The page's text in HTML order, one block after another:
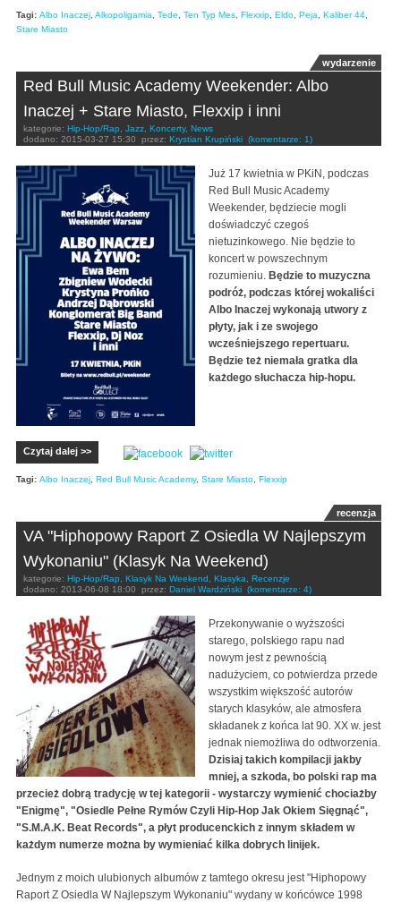
Tagi: Albo Inaczej Alkopoligamia Tede Ten Typ Mes Flexxip Eldo Peja Kaliber 44
Stare Miasto
wydarzenie
Red Bull Music Academy Weekender: Albo
Inaczej + Stare Miasto, Flexxip i inni
kategorie: Hip-Hop/Rap Jazz Koncerty, News
dodano: 2015-03-27 15:30 przez: Krystian Krupiński (komentarze: 1)
Już 17 kwietnia w PKiN, podczas
Red Bull Music Academy
Weekender, będziecie mogli
doświadczyć czegoś
nietuzinkowego. Nie będzie to
koncert w powszechnym
rozumieniu. Będzie to muzyczna
podróż, podczas której wokaliści
Albo Inaczej wykonają utwory z
płyty, jak i ze swojego
wcześniejszego repertuaru.
Będzie też niemała gratka dla
każdego słuchacza hip-hopu.
Czytaj dalej >>
Tagi: Albo Inaczej Red Bull Music Academy, Stare Miasto Flexxip
recenzja
VA "Hiphopowy Raport Z Osiedla W Najlepszym
Wykonaniu" (Klasyk Na Weekend)
kategorie: Hip-Hop/Rap Klasyk Na Weekend Klasyka
Recenzje
dodano: 2013-06-08 18:00 przez: Daniel Wardziński (komentarze: 4)
Przekonywanie o wyższości
starego, polskiego rapu nad
nowym jest z pewnością
nadużyciem, co potwierdza przede
wszystkim większość autorów
starych klasyków, ale atmosfera
składanek z końca lat 90. XX w. jest
jednak niemożliwa do odtworzenia.
Dzisiaj takich kompilacji jakby
mniej, a szkoda, bo polski rap ma
przecież dobrą tradycję w tej kategorii - wystarczy wymienić chociażby
"Enigmę", "Osiedle Pełne Rymów Czyli Hip-Hop Jak Okiem Sięgnąć",
"S.M.A.K. Beat Records", a płyt producenckich z innym składem w
każdym numerze można by wymieniać kilka dobrych linijek.
Jednym z moich ulubionych albumów z tamtego okresu jest "Hiphopowy
Raport Z Osiedla W Najlepszym Wykonaniu" wydany w końcówce 1998